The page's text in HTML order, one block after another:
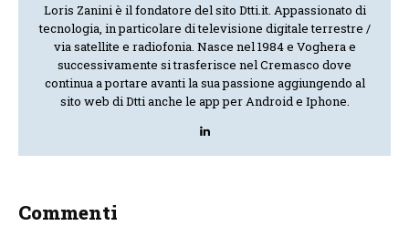
Loris Zanini è il fondatore del sito Dtti.it. Appassionato di
tecnologia, in particolare di televisione digitale terrestre /
via satellite e radiofonia. Nasce nel 1984 e Voghera e
successivamente si trasferisce nel Cremasco dove
continua a portare avanti la sua passione aggiungendo al
sito web di Dtti anche le app per Android e Iphone.
Commenti